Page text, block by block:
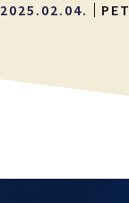
2025.02.04.